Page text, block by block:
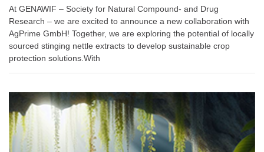
At GENAWIF – Society for Natural Compound- and Drug
Research – we are excited to announce a new collaboration with
AgPrime GmbH! Together, we are exploring the potential of locally
sourced stinging nettle extracts to develop sustainable crop
protection solutions.With